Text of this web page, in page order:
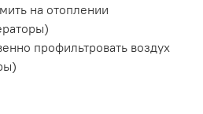
на отоплении
профильтровать воздух